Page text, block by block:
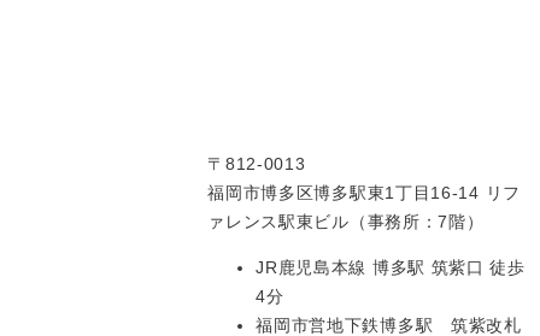
〒812-0013
福岡市博多区博多駅東1丁目16-14 リフ
ァレンス駅東ビル（事務所：7階）
JR鹿児島本線 博多駅 筑紫口 徒歩
4分
福岡市営地下鉄博多駅 筑紫改札